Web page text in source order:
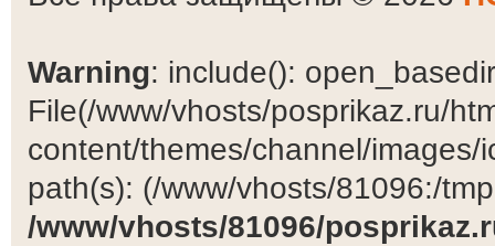
Warning: include():
File(/www/vhosts/posprikaz.ru/
content/themes/channel/
path(s): (/www/vhosts/81096:/
/www/vhosts/81096/